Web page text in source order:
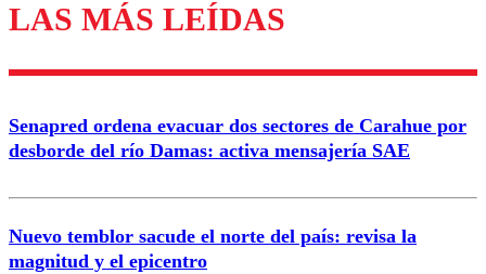
Enviar comentario
LAS MÁS LEÍDAS
Senapred ordena evacuar dos sectores de Carahue por
desborde del río Damas: activa mensajería SAE
Nuevo temblor sacude el norte del país: revisa la
magnitud y el epicentro